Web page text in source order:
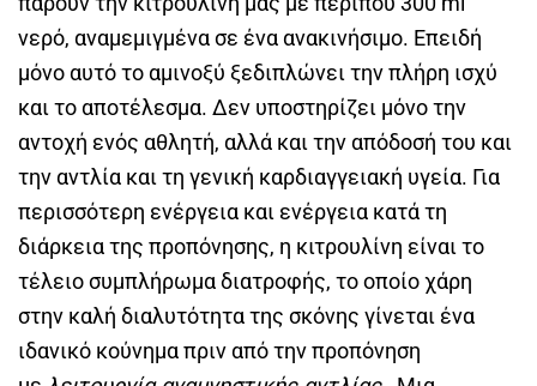
νερό, αναμεμιγμένα σε ένα ανακινήσιμο. Επειδή
μόνο αυτό το αμινοξύ ξεδιπλώνει την πλήρη ισχύ
και το αποτέλεσμα. Δεν υποστηρίζει μόνο την
αντοχή ενός αθλητή, αλλά και την απόδοσή του και
την αντλία και τη γενική καρδιαγγειακή υγεία. Για
περισσότερη ενέργεια και ενέργεια κατά τη
διάρκεια της προπόνησης, η κιτρουλίνη είναι το
τέλειο συμπλήρωμα διατροφής, το οποίο χάρη
στην καλή διαλυτότητα της σκόνης γίνεται ένα
ιδανικό κούνημα πριν από την προπόνηση